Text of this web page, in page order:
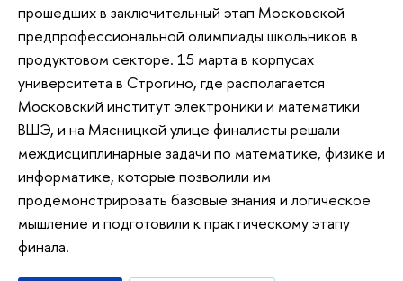
прошедших в заключительный этап Московской
предпрофессиональной олимпиады школьников в
продуктовом секторе. 15 марта в корпусах
университета в Строгино, где располагается
Московский институт электроники и математики
ВШЭ, и на Мясницкой улице финалисты решали
междисциплинарные задачи по математике, физике и
информатике, которые позволили им
продемонстрировать базовые знания и логическое
мышление и подготовили к практическому этапу
финала.